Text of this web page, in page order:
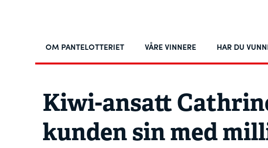
OM PANTELOTTERIET VÅRE VINNERE HAR DU
Kiwi-ansatt
kunden sin med